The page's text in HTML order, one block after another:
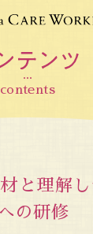
contents
と理解
の研修